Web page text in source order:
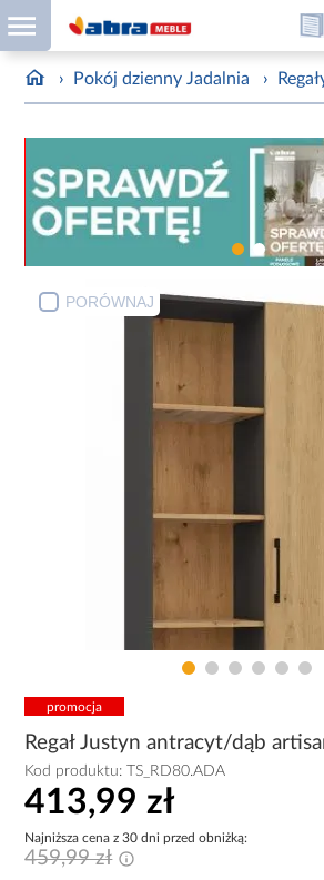
› Pokój dzienny Jadalnia ›
PORÓWNAJ
promocja
Regał Justyn antracyt/dąb
Kod produktu: TS_RD80.ADA
413,99 zł
Najniższa cena z 30 dni przed obniżką:
459,99 zł